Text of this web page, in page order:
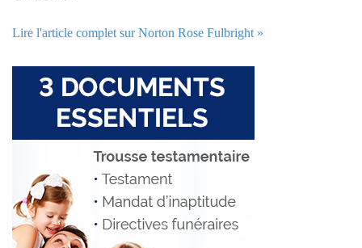
Lire l'article complet sur Norton Rose Fulbright »